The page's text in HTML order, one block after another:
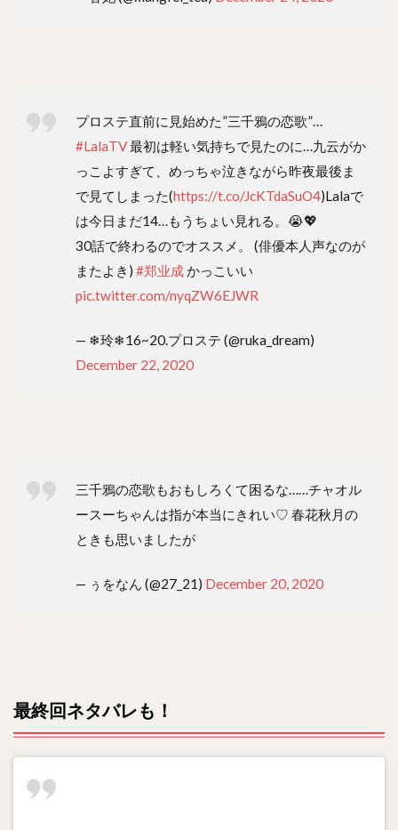
プロステ直前に見始めた”三千鴉の恋歌”…
#LalaTV最初は軽い気持ちで見たのに…九云がか
っこよすぎて、めっちゃ泣きながら昨夜最後ま
で見てしまった(https://t.co/JcKTdaSuO4)Lalaで
は今日まだ14…もうちょい見れる。😭💖
30話で終わるのでオススメ。 (俳優本人声なのが
またよき) #郑业成かっこいい
pic.twitter.com/nyqZW6EJWR
— ❄玲❄16~20.プロステ (@ruka_dream)
December 22, 2020
三千鴉の恋歌もおもしろくて困るな……チャオル
ースーちゃんは指が本当にきれい♡ 春花秋月の
ときも思いましたが
— ぅをなん (@27_21) December 20, 2020
最終回ネタバレも！